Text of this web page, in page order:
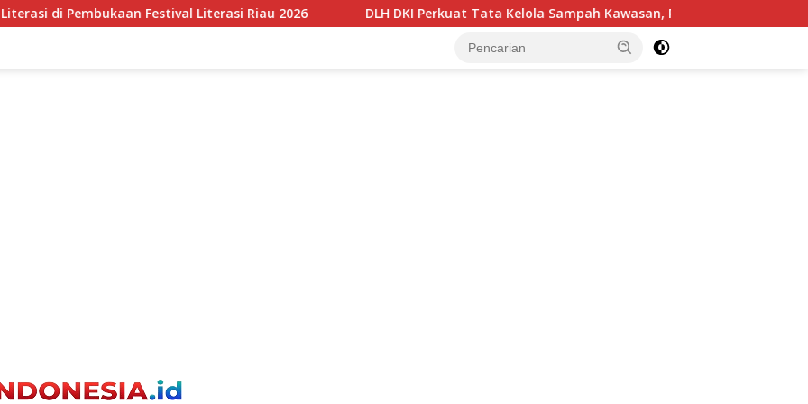
Literasi Riau 2026 DLH DKI Perkuat Tata Kelola Sampah Kawasan, Pelaku Usaha Dorong Harmonisasi Kebijakan dan